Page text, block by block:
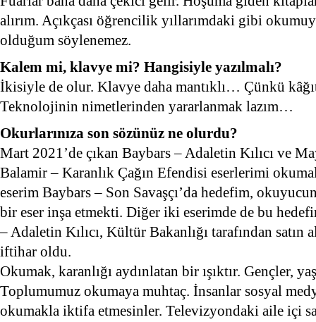
alırım. Açıkçası öğrencilik yıllarımdaki gibi
olduğum söylenemez.
Kalem mi, klavye mi? Hangisiyle yazılmalı?
İkisiyle de olur. Klavye daha mantıklı… Çünkü
Teknolojinin nimetlerinden yararlanmak lazım…
Okurlarınıza son sözünüz ne olurdu?
Mart 2021’de çıkan Baybars – Adaletin Kılıcı ve
Balamir – Karanlık Çağın Efendisi eserlerimi
eserim Baybars – Son Savaşçı’da hedefim,
bir eser inşa etmekti. Diğer iki eserimde de bu
– Adaletin Kılıcı, Kültür Bakanlığı tarafından satın
iftihar oldu.
Okumak, karanlığı aydınlatan bir ışıktır. Gençler,
Toplumumuz okumaya muhtaç. İnsanlar sosyal
okumakla iktifa etmesinler. Televizyondaki aile içi